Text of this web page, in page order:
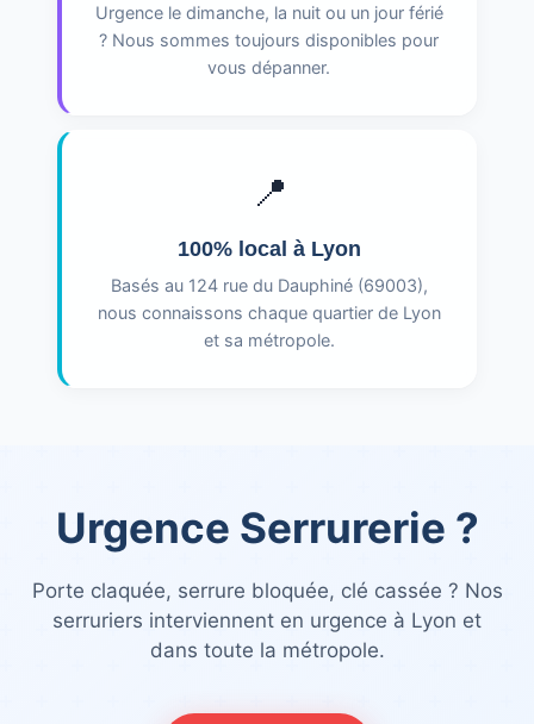
Urgence le dimanche, la nuit ou un jour férié
? Nous sommes toujours disponibles pour
vous dépanner.
📍
100% local à Lyon
Basés au 124 rue du Dauphiné (69003),
nous connaissons chaque quartier de Lyon
et sa métropole.
Urgence Serrurerie ?
Porte claquée, serrure bloquée, clé cassée ? Nos
serruriers interviennent en urgence à Lyon et
dans toute la métropole.